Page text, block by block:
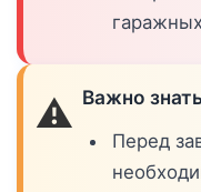
⚠️ Важно
Перед